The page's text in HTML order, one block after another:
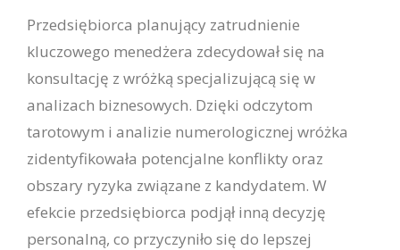
Przedsiębiorca planujący zatrudnienie
kluczowego menedżera zdecydował się na
konsultację z wróżką specjalizującą się w
analizach biznesowych. Dzięki odczytom
tarotowym i analizie numerologicznej wróżka
zidentyfikowała potencjalne konflikty oraz
obszary ryzyka związane z kandydatem. W
efekcie przedsiębiorca podjął inną decyzję
personalną, co przyczyniło się do lepszej